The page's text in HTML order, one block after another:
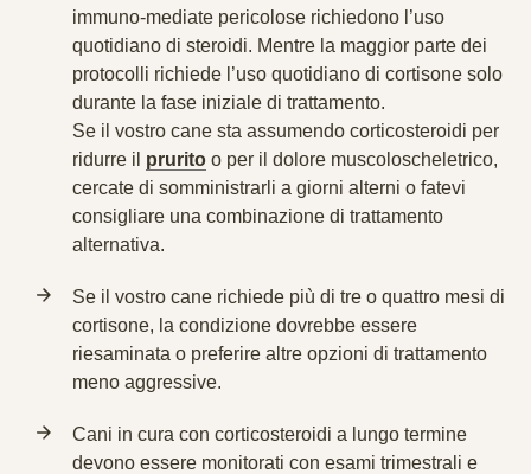
immuno-mediate pericolose richiedono l’uso
quotidiano di steroidi. Mentre la maggior parte dei
protocolli richiede l’uso quotidiano di cortisone solo
durante la fase iniziale di trattamento.
Se il vostro cane sta assumendo corticosteroidi per
ridurre il prurito o per il dolore muscoloscheletrico,
cercate di somministrarli a giorni alterni o fatevi
consigliare una combinazione di trattamento
alternativa.
Se il vostro cane richiede più di tre o quattro mesi di
cortisone, la condizione dovrebbe essere
riesaminata o preferire altre opzioni di trattamento
meno aggressive.
Cani in cura con corticosteroidi a lungo termine
devono essere monitorati con esami trimestrali e